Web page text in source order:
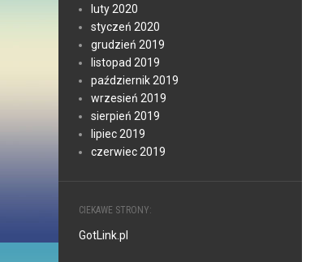
luty 2020
styczeń 2020
grudzień 2019
listopad 2019
październik 2019
wrzesień 2019
sierpień 2019
lipiec 2019
czerwiec 2019
CIEKAWE STRONY:
GotLink.pl